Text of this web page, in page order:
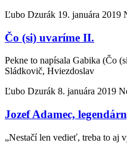
Ľubo Dzurák 19. januára 2019
Čo (si) uvaríme II.
Pekne to napísala Gabika (Čo
Sládkovič, Hviezdoslav
Ľubo Dzurák 8. januára 2019
Jozef Adamec,
„Nestačí len vedieť, treba to aj